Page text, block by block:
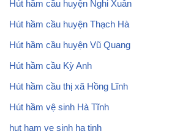
Hút hầm cầu huyện Nghi Xuân
Hút hầm cầu huyện Thạch Hà
Hút hầm cầu huyện Vũ Quang
Hút hầm cầu Kỳ Anh
Hút hầm cầu thị xã Hồng Lĩnh
Hút hầm vệ sinh Hà Tĩnh
hut ham ve sinh ha tinh